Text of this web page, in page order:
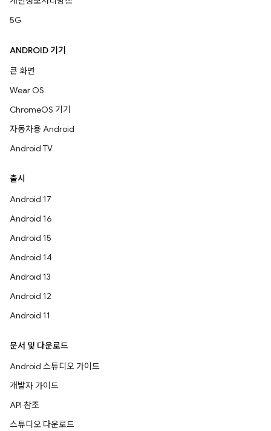
5G
ANDROID 기기
큰 화면
Wear OS
ChromeOS 기기
자동차용 Android
Android TV
출시
Android 17
Android 16
Android 15
Android 14
Android 13
Android 12
Android 11
문서 및 다운로드
Android 스튜디오 가이드
개발자 가이드
API 참조
스튜디오 다운로드